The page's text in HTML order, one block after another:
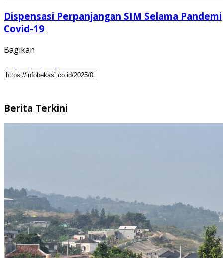
Dispensasi Perpanjangan SIM Selama Pandemi
Covid-19
Bagikan
Berita Terkini